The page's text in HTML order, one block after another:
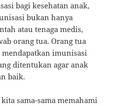
bagi kesehatan anak,
bukan hanya
atau tenaga medis,
orang tua. Orang tua
imunisasi
ditentukan agar anak
baik.
sama-sama memahami